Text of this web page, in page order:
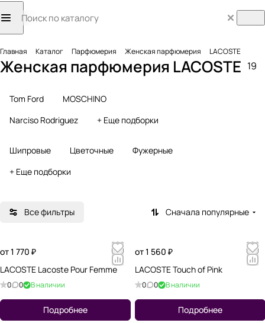
Главная Каталог Парфюмерия Женская парфюмерия LACOSTE
Женская парфюмерия LACOSTE 19
Tom Ford
MOSCHINO
Narciso Rodriguez
+ Еще подборки
Шипровые Цветочные
Фужерные
+ Еще подборки
Все фильтры Сначала популярные
от 1 770 ₽
LACOSTE Lacoste Pour Femme
0 0 В наличии
Подробнее
от 1 560 ₽
LACOSTE Touch of Pink
0 0 В наличии
Подробнее